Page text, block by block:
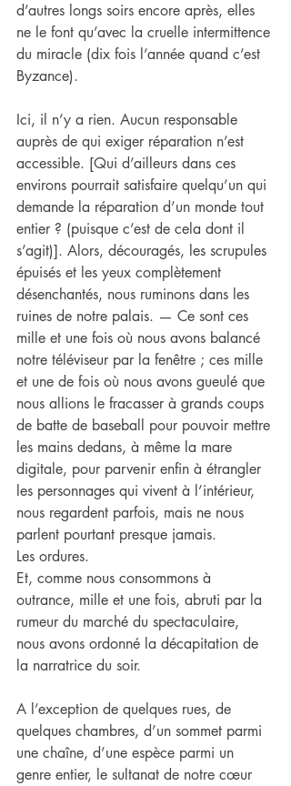
d’autres longs soirs encore après, elles
ne le font qu’avec la cruelle intermittence
du miracle (dix fois l’année quand c’est
Byzance).
Ici, il n’y a rien. Aucun responsable
auprès de qui exiger réparation n’est
accessible. [Qui d’ailleurs dans ces
environs pourrait satisfaire quelqu’un qui
demande la réparation d’un monde tout
entier ? (puisque c’est de cela dont il
s’agit)]. Alors, découragés, les scrupules
épuisés et les yeux complètement
désenchantés, nous ruminons dans les
ruines de notre palais. — Ce sont ces
mille et une fois où nous avons balancé
notre téléviseur par la fenêtre ; ces mille
et une de fois où nous avons gueulé que
nous allions le fracasser à grands coups
de batte de baseball pour pouvoir mettre
les mains dedans, à même la mare
digitale, pour parvenir enfin à étrangler
les personnages qui vivent à l’intérieur,
nous regardent parfois, mais ne nous
parlent pourtant presque jamais.
Les ordures.
Et, comme nous consommons à
outrance, mille et une fois, abruti par la
rumeur du marché du spectaculaire,
nous avons ordonné la décapitation de
la narratrice du soir.
A l’exception de quelques rues, de
quelques chambres, d’un sommet parmi
une chaîne, d’une espèce parmi un
genre entier, le sultanat de notre cœur